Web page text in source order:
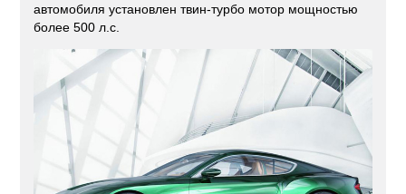
автомобиля установлен твин-турбо мотор мощностью
более 500 л.с.